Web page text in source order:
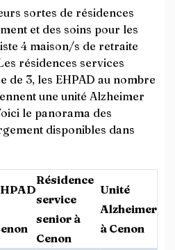
sortes de résidences
et des soins pour les
4 maison/s de retraite
résidences services
de 3, les EHPAD au nombre
une unité Alzheimer
le panorama des
disponibles dans
Résidence
service
senior à
Cenon
Unité
Alzheimer
à Cenon